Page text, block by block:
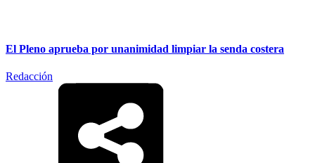
El Pleno aprueba por unanimidad limpiar la senda costera
Redacción